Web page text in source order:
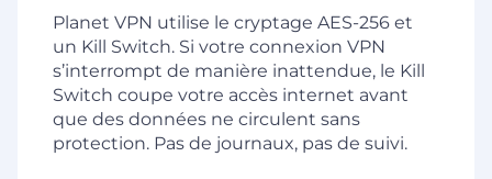
Planet VPN utilise le cryptage AES-256 et
un Kill Switch. Si votre connexion VPN
s’interrompt de manière inattendue, le Kill
Switch coupe votre accès internet avant
que des données ne circulent sans
protection. Pas de journaux, pas de suivi.